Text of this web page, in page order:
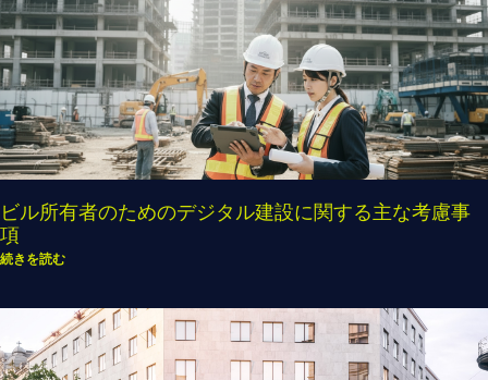
ビル所有者のためのデジタル建設に関する主な考慮事
項
続きを読む